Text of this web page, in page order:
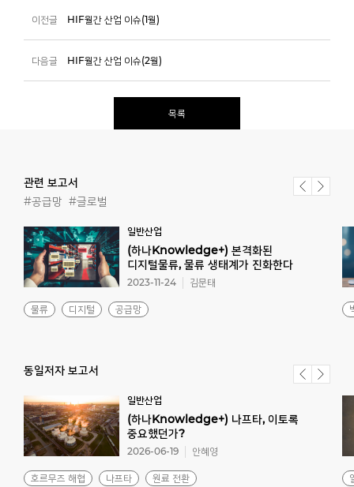
이전글 HIF월간 산업 이슈(1월)
다음글 HIF월간 산업 이슈(2월)
목록
관련 보고서
#공급망 #글로벌
일반산업
(하나Knowledge+) 본격화된
디지털물류, 물류 생태계가 진화한다
물류 디지털 공급망
2023-11-24 김문태
동일저자 보고서
일반산업
(하나Knowledge+) 나프타, 이토록
중요했던가?
호르무즈 해협 나프타 원료 전환
2026-06-19 안혜영